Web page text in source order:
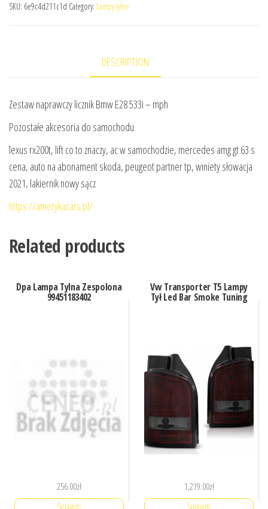
SKU: 6e9c4d211c1d Category: Lampy tylne
DESCRIPTION
Zestaw naprawczy licznik Bmw E28 533i – mph
Pozostałe akcesoria do samochodu
lexus rx200t, lift co to znaczy, ac w samochodzie, mercedes amg gt 63 s
cena, auto na abonament skoda, peugeot partner tp, winiety słowacja
2021, lakiernik nowy sącz
https://amerykacars.pl/
Related products
Dpa Lampa Tylna Zespolona
99451183402
256.00zł
Sprawdź
Vw Transporter T5 Lampy
Tył Led Bar Smoke Tuning
1,219.00zł
Sprawdź